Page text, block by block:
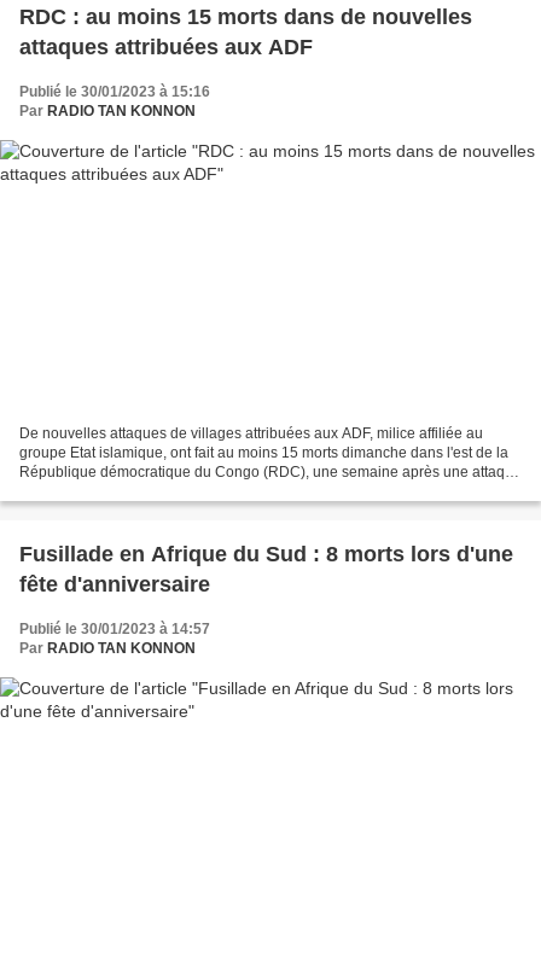
RDC : au moins 15 morts dans de nouvelles
attaques attribuées aux ADF
Publié le 30/01/2023 à 15:16
Par RADIO TAN KONNON
De nouvelles attaques de villages attribuées aux ADF, milice affiliée au
groupe Etat islamique, ont fait au moins 15 morts dimanche dans l'est de la
République démocratique du Congo (RDC), une semaine après une attaque
Fusillade en Afrique du Sud : 8 morts lors d'une
fête d'anniversaire
Publié le 30/01/2023 à 14:57
Par RADIO TAN KONNON